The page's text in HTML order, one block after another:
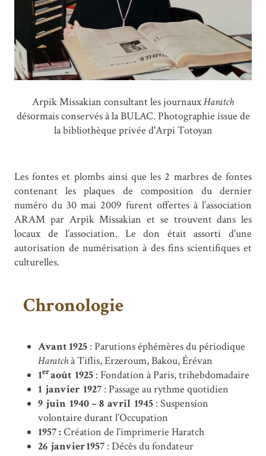
Arpik Missakian consultant les journauxHaratch
désormais conservés à la BULAC. Photographie issue de
la bibliothèque privée d'Arpi Totoyan
Les fontes et plombs ainsi que les 2 marbres de fontes
contenant les plaques de composition du dernier
numéro du 30 mai 2009 furent offertes à l’association
ARAM par Arpik Missakian et se trouvent dans les
locaux de l’association. Le don était assorti d’une
autorisation de numérisation à des fins scientifiques et
culturelles.
Chronologie
Avant 1925 : Parutions éphémères du périodique
Haratchà Tiflis, Erzeroum, Bakou, Érévan
1eraoût 1925 : Fondation à Paris, trihebdomadaire
1 janvier 1927 : Passage au rythme quotidien
9 juin 1940 – 8 avril 1945 : Suspension
volontaire durant l’Occupation
1957 : Création de l’imprimerie Haratch
26 janvier 1957 : Décès du fondateur